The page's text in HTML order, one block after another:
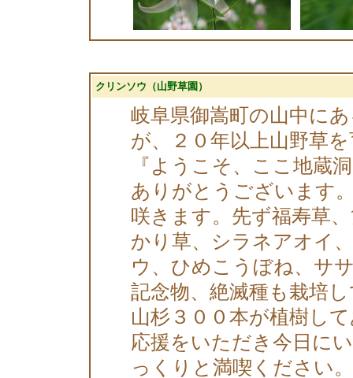
クリンソウ（山野草園）
岐阜県御嵩町の山中に
が、２０年以上山野草
『ようこそ、ここ地蔵
ありがとうございます
咲きます。先ず福寿草
かり草、シラネアオイ
ウ、ひめこうぼね、サ
記念物、絶滅種も栽培
山杉３００本が植樹し
応援をいただき今日に
っくりと満喫ください